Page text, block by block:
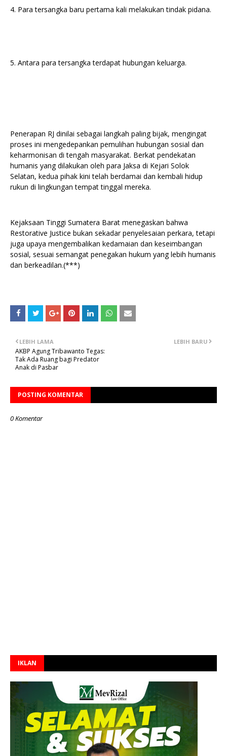
4. Para tersangka baru pertama kali melakukan tindak pidana.
5. Antara para tersangka terdapat hubungan keluarga.
Penerapan RJ dinilai sebagai langkah paling bijak, mengingat
proses ini mengedepankan pemulihan hubungan sosial dan
keharmonisan di tengah masyarakat. Berkat pendekatan
humanis yang dilakukan oleh para Jaksa di Kejari Solok
Selatan, kedua pihak kini telah berdamai dan kembali hidup
rukun di lingkungan tempat tinggal mereka.
Kejaksaan Tinggi Sumatera Barat menegaskan bahwa
Restorative Justice bukan sekadar penyelesaian perkara, tetapi
juga upaya mengembalikan kedamaian dan keseimbangan
sosial, sesuai semangat penegakan hukum yang lebih humanis
dan berkeadilan.(***)
LEBIH BARU
LEBIH LAMA
AKBP Agung Tribawanto Tegas:
Tak Ada Ruang bagi Predator
Anak di Pasbar
POSTING KOMENTAR
0 Komentar
IKLAN